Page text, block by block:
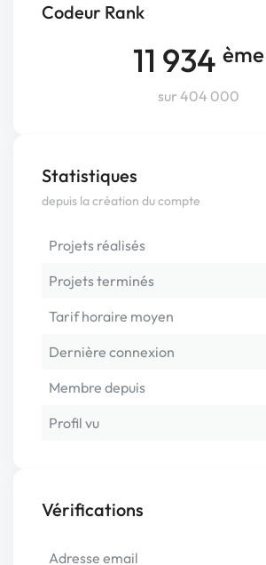
Codeur Rank
11 934 ème
sur 404 000
Statistiques
depuis la création du compte
Projets réalisés
Projets terminés
Tarif horaire moyen
Dernière connexion
Membre depuis
Profil vu
Vérifications
Adresse email